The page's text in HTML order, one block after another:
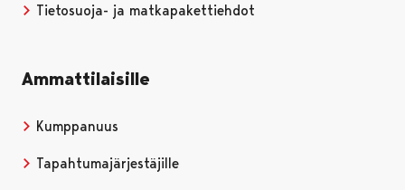
Tietosuoja- ja matkapakettiehdot
Ammattilaisille
Kumppanuus
Tapahtumajärjestäjille